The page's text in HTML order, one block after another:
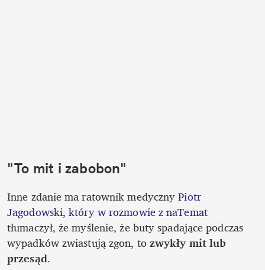
"To mit i zabobon"
Inne zdanie ma ratownik medyczny Piotr
Jagodowski, który w rozmowie z naTemat
tłumaczył, że myślenie, że buty spadające podczas
wypadków zwiastują zgon, to zwykły mit lub
przesąd.